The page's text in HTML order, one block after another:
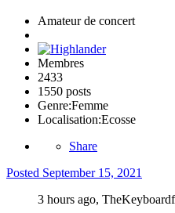
Amateur de concert
Membres
2433
1550 posts
Genre:Femme
Localisation:Ecosse
Share
Posted September 15, 2021
3 hours ago,